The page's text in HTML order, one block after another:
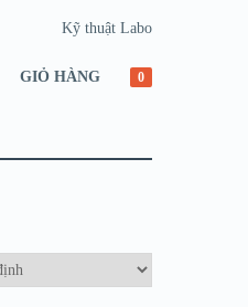
Kỹ thuật Labo
GIỎ HÀNG 0